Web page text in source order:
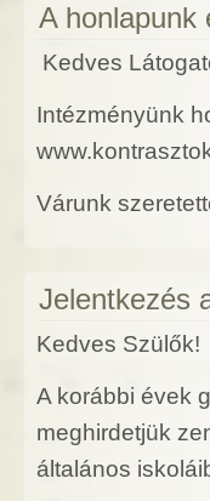
A honlapunk
Kedves
Intézményünk
Várunk
Jelentkezés
Kedves Szülők!
A korábbi évek
meghirdetjük
általános